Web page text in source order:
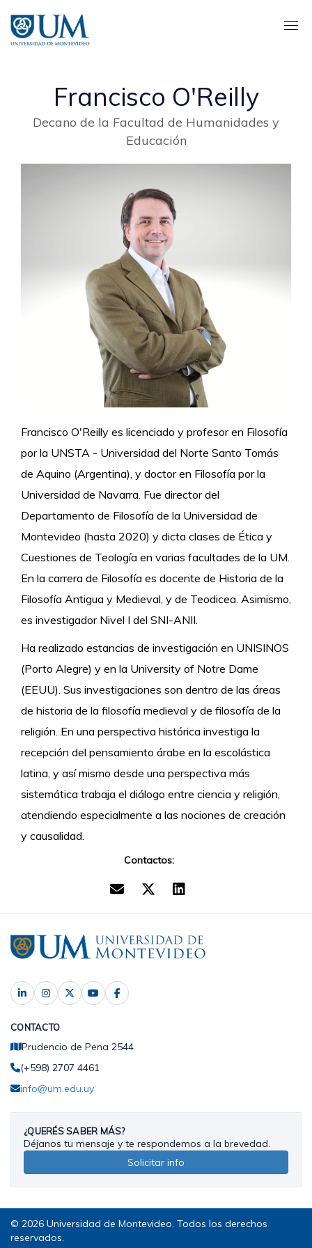
contenido
principal
Francisco O'Reilly
Decano de la Facultad de Humanidades y
Educación
Francisco O'Reilly es licenciado y profesor en Filosofía
por la UNSTA - Universidad del Norte Santo Tomás
de Aquino (Argentina), y doctor en Filosofía por la
Universidad de Navarra. Fue director del
Departamento de Filosofía de la Universidad de
Montevideo (hasta 2020) y dicta clases de Ética y
Cuestiones de Teología en varias facultades de la UM.
En la carrera de Filosofía es docente de Historia de la
Filosofía Antigua y Medieval, y de Teodicea. Asimismo,
es investigador Nivel I del SNI-ANII.
Ha realizado estancias de investigación en UNISINOS
(Porto Alegre) y en la University of Notre Dame
(EEUU). Sus investigaciones son dentro de las áreas
de historia de la filosofía medieval y de filosofía de la
religión. En una perspectiva histórica investiga la
recepción del pensamiento árabe en la escolástica
latina, y así mismo desde una perspectiva más
sistemática trabaja el diálogo entre ciencia y religión,
atendiendo especialmente a las nociones de creación
y causalidad.
Contactos:
CONTACTO
Prudencio de Pena 2544
(+598) 2707 4461
info@um.edu.uy
¿QUERÉS SABER MÁS?
Déjanos tu mensaje y te respondemos a la brevedad.
Solicitar info
© 2026 Universidad de Montevideo. Todos los derechos
reservados.